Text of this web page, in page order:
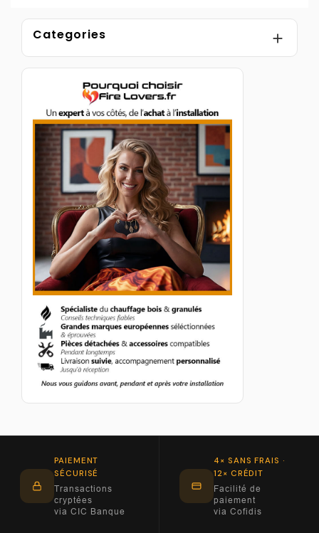
Categories 
PAIEMENT
SÉCURISÉ
Transactions
cryptées
via CIC Banque
4× SANS FRAIS ·
12× CRÉDIT
Facilité de
paiement
via Cofidis